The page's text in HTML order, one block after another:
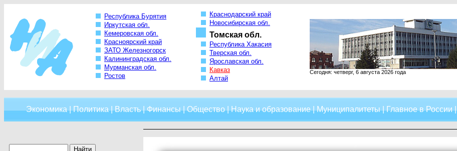
Республика Бурятия
Иркутская обл.
Кемеровская обл.
Красноярский край
ЗАТО Железногорск
Калининградская обл.
Мурманская обл.
Ростов
Краснодарский край
Новосибирская обл.
Томская обл.
Республика Хакасия
Тверская обл.
Ярославская обл.
Кавказ
Алтай
Сегодня: четверг, 6 августа 2026 года
Экономика|Политика|Власть|Финансы|Общество|Наука и образование|Муниципалитеты|Главное в России